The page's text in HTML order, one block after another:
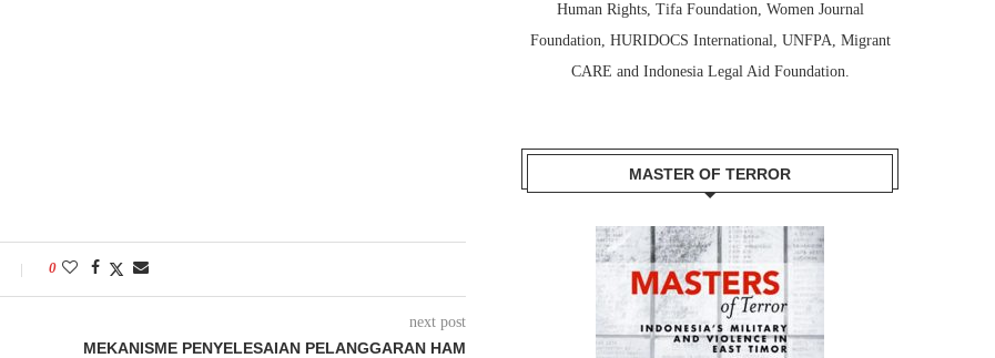
0
next post
MEKANISME PENYELESAIAN PELANGGARAN HAM
Human Rights, Tifa Foundation, Women Journal
Foundation, HURIDOCS International, UNFPA, Migrant
CARE and Indonesia Legal Aid Foundation.
MASTER OF TERROR